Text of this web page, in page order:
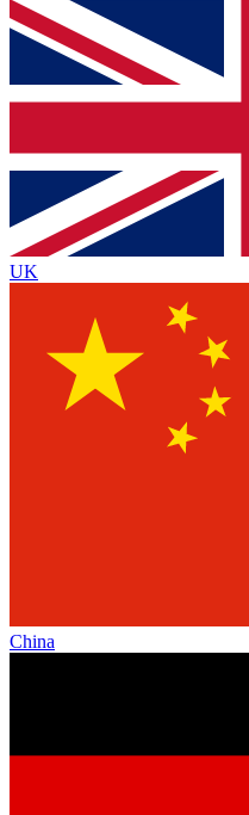
UK
China